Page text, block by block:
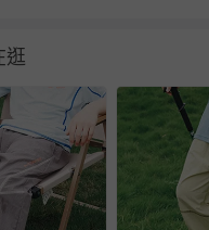
國家，因應日本市場，宣
逛